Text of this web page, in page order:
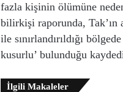
fazla kişinin ölümüne
bilirkişi raporunda, Tak’ın
ile sınırlandırıldığı
kusurlu’ bulunduğu
İlgili Makaleler